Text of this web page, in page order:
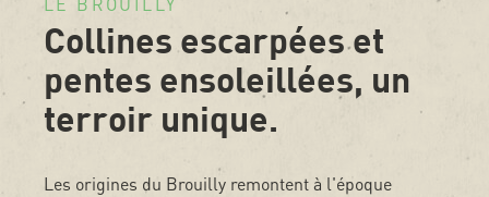
Plats en sauce
Poissons maigres
LE BROUILLY
Collines escarpées et
pentes ensoleillées, un
terroir unique.
Les origines du Brouilly remontent à l'époque